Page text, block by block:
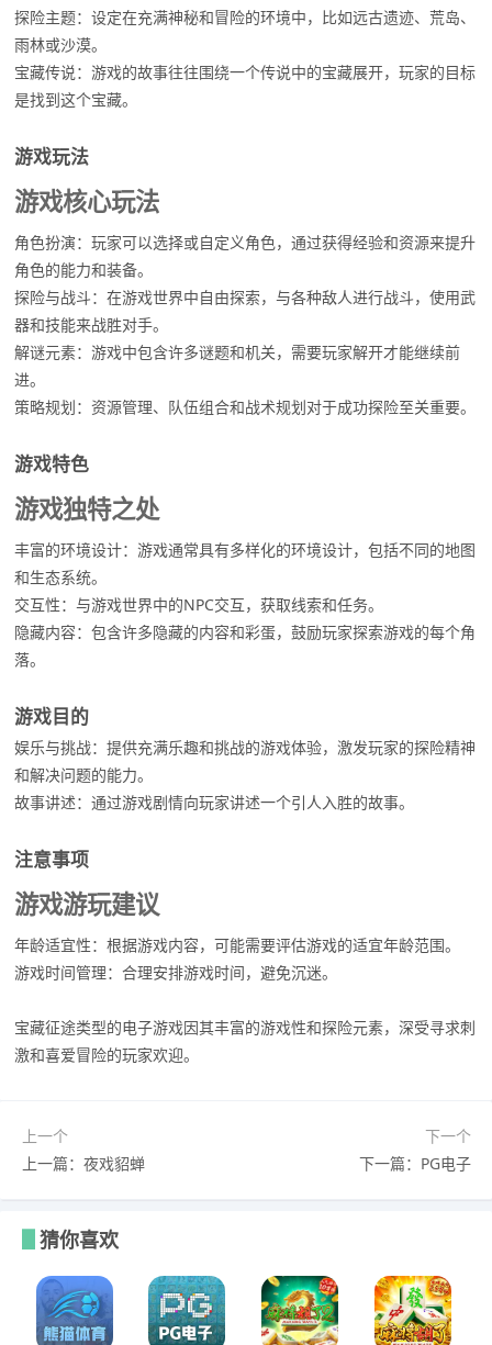
探险主题：设定在充满神秘和冒险的环境中，比如远古遗迹、荒岛、
雨林或沙漠。
宝藏传说：游戏的故事往往围绕一个传说中的宝藏展开，玩家的目标
是找到这个宝藏。
游戏玩法
游戏核心玩法
角色扮演：玩家可以选择或自定义角色，通过获得经验和资源来提升
角色的能力和装备。
探险与战斗：在游戏世界中自由探索，与各种敌人进行战斗，使用武
器和技能来战胜对手。
解谜元素：游戏中包含许多谜题和机关，需要玩家解开才能继续前
进。
策略规划：资源管理、队伍组合和战术规划对于成功探险至关重要。
游戏特色
游戏独特之处
丰富的环境设计：游戏通常具有多样化的环境设计，包括不同的地图
和生态系统。
交互性：与游戏世界中的NPC交互，获取线索和任务。
隐藏内容：包含许多隐藏的内容和彩蛋，鼓励玩家探索游戏的每个角
落。
游戏目的
娱乐与挑战：提供充满乐趣和挑战的游戏体验，激发玩家的探险精神
和解决问题的能力。
故事讲述：通过游戏剧情向玩家讲述一个引人入胜的故事。
注意事项
游戏游玩建议
年龄适宜性：根据游戏内容，可能需要评估游戏的适宜年龄范围。
游戏时间管理：合理安排游戏时间，避免沉迷。
宝藏征途类型的电子游戏因其丰富的游戏性和探险元素，深受寻求刺
激和喜爱冒险的玩家欢迎。
上一个
上一篇：夜戏貂蝉
下一个
下一篇：PG电子
猜你喜欢